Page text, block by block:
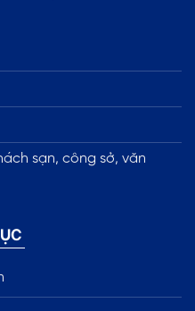
sạn, công sở, văn